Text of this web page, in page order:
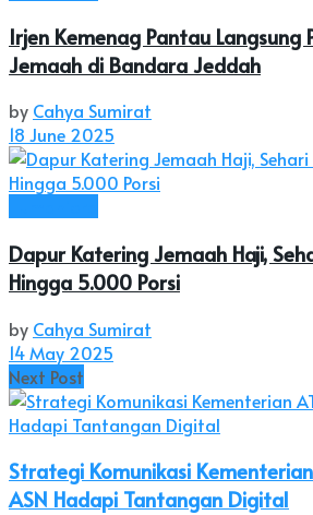
Irjen Kemenag Pantau Langsung
Jemaah di Bandara Jeddah
by Cahya Sumirat
18 June 2025
Dapur Katering Jemaah Haji,
Hingga 5.000 Porsi
by Cahya Sumirat
14 May 2025
Next Post
Strategi Komunikasi
ASN Hadapi Tantangan Digital